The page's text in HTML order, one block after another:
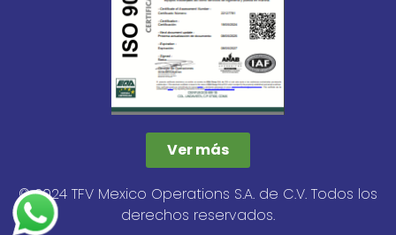
Ver más
© 2024 TFV Mexico Operations S.A. de C.V. Todos los
derechos reservados.